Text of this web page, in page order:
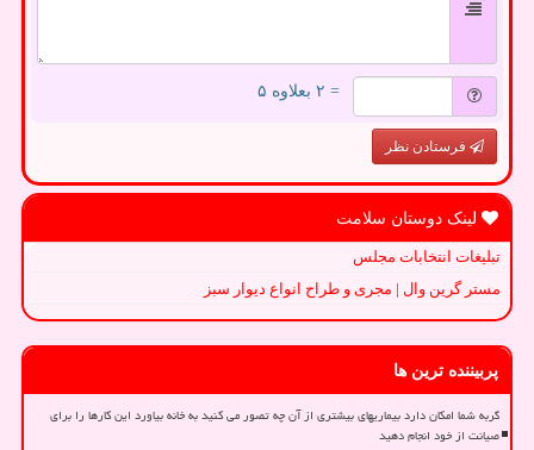
= ۲ بعلاوه ۵
فرستادن نظر
لینک دوستان سلامت
تبلیغات انتخابات مجلس
مستر گرین وال | مجری و طراح انواع دیوار سبز
پربیننده ترین ها
گربه شما امکان دارد بیماریهای بیشتری از آن چه تصور می کنید به خانه بیاورد این کارها را برای
صیانت از خود انجام دهید